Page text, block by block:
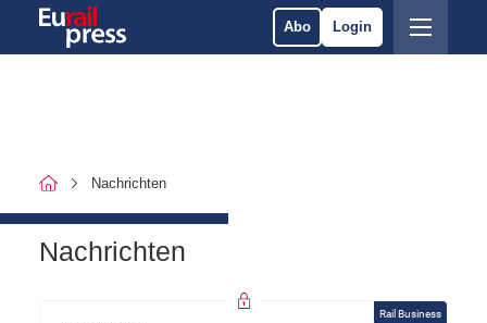
Abo Login
Nachrichten
Nachrichten
Rail Business